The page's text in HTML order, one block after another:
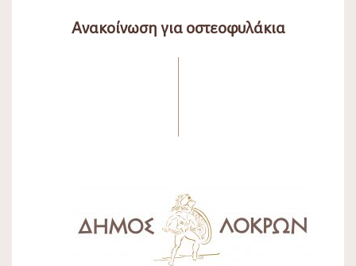
Ανακοίνωση για οστεοφυλάκια